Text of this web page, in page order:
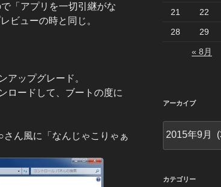
「アプリを一切引継がな
ビューの時と同じ。
アップグレード。
ロードして、ブートの度に
ん風に「なんじゃこりゃぁ
21 22
28 29
« 8月
アーカイブ
ー
カ
ブ
カテゴリー